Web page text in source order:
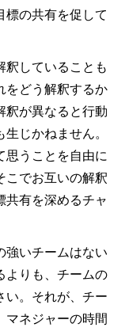
標の共有を促して
釈していることも
をどう解釈するか
釈が異なると行動
じかねません。
思うことを自由に
こでお互いの解釈
共有を深めるチャ
強いチームはない
よりも、チームの
い。それが、チー
マネジャーの時間